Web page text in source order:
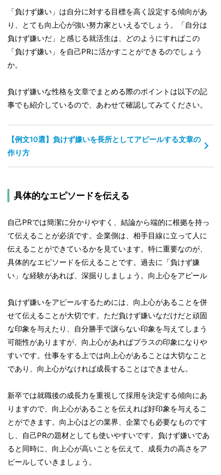
「負けず嫌い」は自分に対する目標を高く設定する傾向があ
り、とても向上心が強い努力家といえるでしょう。「自分は
負けず嫌いだ」と感じる就活生は、どのようにすればこの
「負けず嫌い」を自己PRに活かすことができるのでしょう
か。
負けず嫌いな性格を文章でまとめる際のポイントは以下の記
事でも紹介しているので、あわせて確認してみてください。
【例文10選】負けず嫌いを長所としてアピールする文章の
作り方
具体的なエピソードを伝える
自己PRでは簡潔に分かりやすく、結論から端的に根拠を持っ
て伝えることが必須です。企業側は、相手目線に立って人に
伝えることができているかを見ています。特に重要なのが、
具体的なエピソードを伝えることです。過去に「負けず嫌
い」な経験があれば、深掘りしましょう。向上心をアピール
負けず嫌いをアピールするためには、向上心があることを併
せて伝えることが大切です。ただ負けず嫌いなだけだと頑固
な印象を与えたり、自分勝手で譲らない印象を与えてしまう
可能性がありますが、向上心があればプラスの印象になりや
すいです。仕事をする上では向上心があることは大切なこと
であり、向上心がなければ成長することはできません。
新卒では就職後の成長力を重視して採用を決定する傾向にあ
りますので、向上心があることを伝えれば好印象を与えるこ
とができます。向上心はどの業界、企業でも必要なものです
し、自己PRの題材としても使いやすいです。負けず嫌いであ
ると同時に、向上心が高いことを伝えて、成長力の高さをア
ピールしていきましょう。